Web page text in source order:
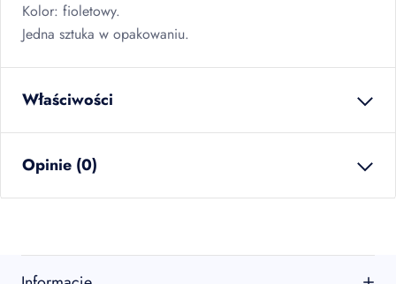
Kolor: fioletowy.
Jedna sztuka w opakowaniu.
Właściwości
EAN
Opinie (0)